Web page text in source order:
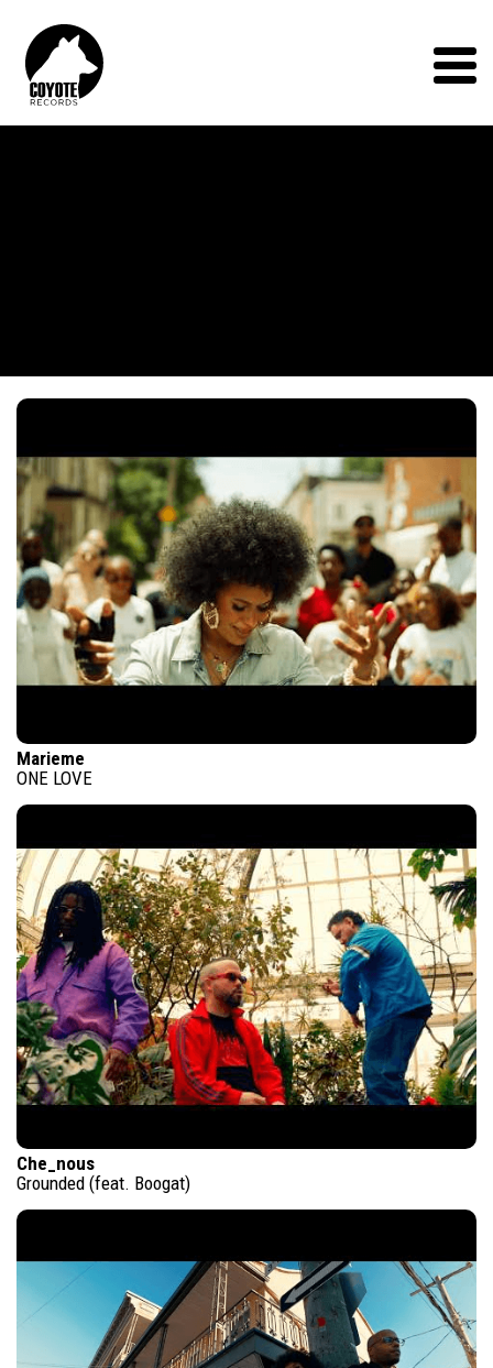
Records
Menu
Marieme
ONE LOVE
Che_nous
Grounded (feat. Boogat)